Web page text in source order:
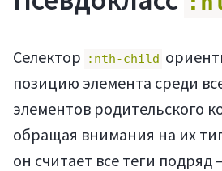
Селектор :nth-child
позицию элемента среди
элементов родительского
обращая внимания на их
он считает все теги подряд